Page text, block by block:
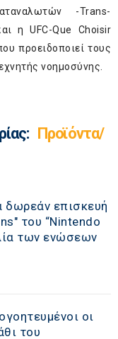
-Trans-
η UFC-Que Choisir
προειδοποιεί τους
νοημοσύνης.
Προϊόντα/
δωρεάν επισκευή
του “Nintendo
των ενώσεων
οι
του